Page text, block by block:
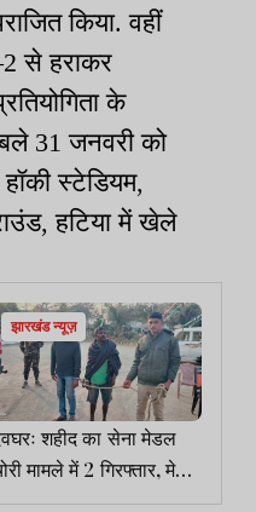
किया. वहीं
से हराकर
के
31 जनवरी को
स्टेडियम,
हटिया में खेले
झारखंड न्यूज़
शहीद का सेना मेडल
मामले में 2 गिरफ्तार, मेडल
से बरामद